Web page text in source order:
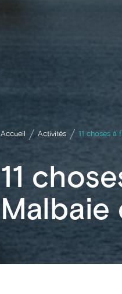
Accueil Activités 11 choses à
11
Malbaie